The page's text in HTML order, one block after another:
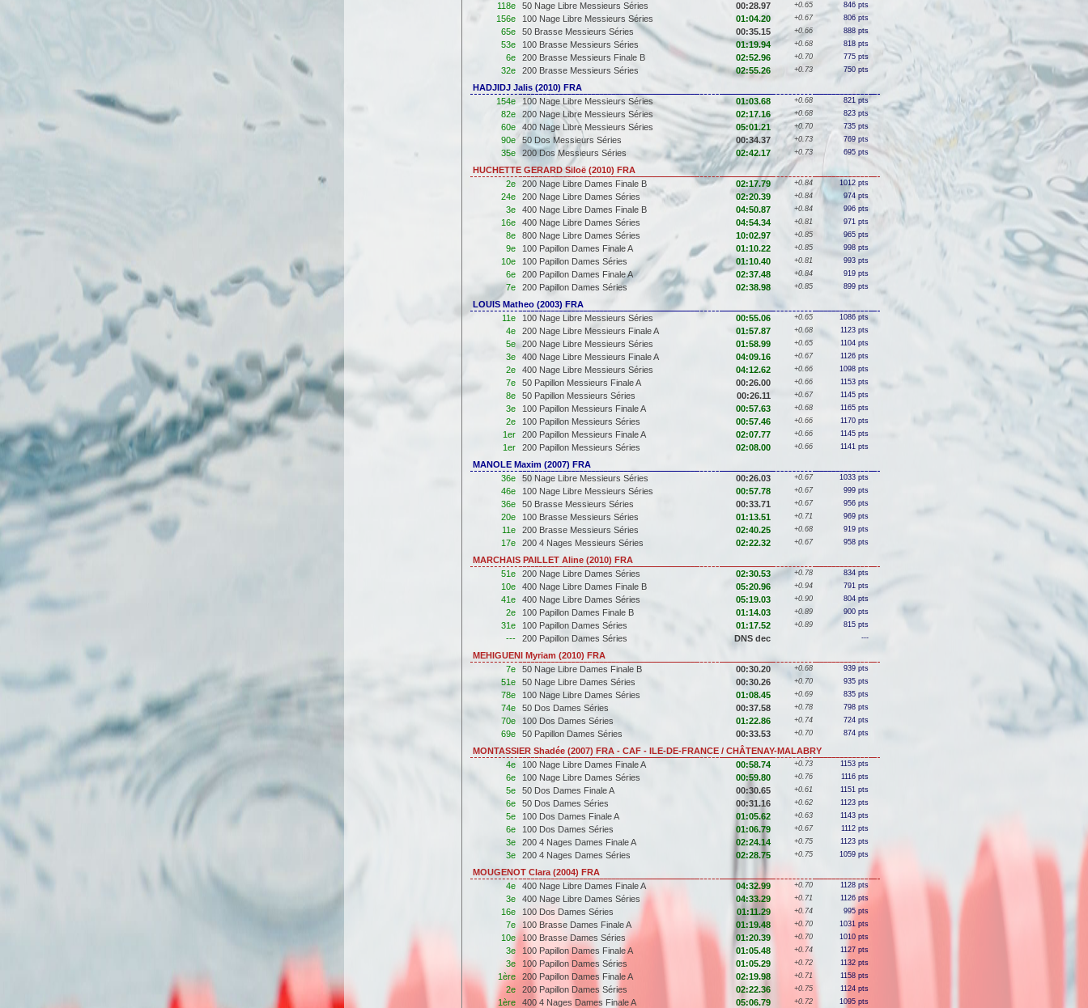
118e
50 Nage Libre Messieurs Séries 00:28.97 +0.65 846 pts
156e 100 Nage Libre Messieurs Séries 01:04.20 +0.67 806 pts
65e 50 Brasse Messieurs Séries 00:35.15 +0.66 888 pts
53e 100 Brasse Messieurs Séries 01:19.94 +0.68 818 pts
6e 200 Brasse Messieurs Finale B 02:52.96 +0.70 775 pts
32e 200 Brasse Messieurs Séries 02:55.26 +0.73 750 pts
HADJIDJ Jalis (2010) FRA
154e
100 Nage Libre Messieurs Séries 01:03.68 +0.68 821 pts
82e 200 Nage Libre Messieurs Séries 02:17.16 +0.68 823 pts
60e 400 Nage Libre Messieurs Séries 05:01.21 +0.70 735 pts
90e 50 Dos Messieurs Séries 00:34.37 +0.73 769 pts
35e 200 Dos Messieurs Séries 02:42.17 +0.73 695 pts
HUCHETTE GERARD Siloë (2010) FRA
2e
200 Nage Libre Dames Finale B 02:17.79 +0.84 1012 pts
24e 200 Nage Libre Dames Séries 02:20.39 +0.84 974 pts
3e 400 Nage Libre Dames Finale B 04:50.87 +0.84 996 pts
16e 400 Nage Libre Dames Séries 04:54.34 +0.81 971 pts
8e 800 Nage Libre Dames Séries 10:02.97 +0.85 965 pts
9e 100 Papillon Dames Finale A 01:10.22 +0.85 998 pts
10e 100 Papillon Dames Séries 01:10.40 +0.81 993 pts
6e 200 Papillon Dames Finale A 02:37.48 +0.84 919 pts
7e 200 Papillon Dames Séries 02:38.98 +0.85 899 pts
LOUIS Matheo (2003) FRA
11e
100 Nage Libre Messieurs Séries 00:55.06 +0.65 1086 pts
4e 200 Nage Libre Messieurs Finale A 01:57.87 +0.68 1123 pts
5e 200 Nage Libre Messieurs Séries 01:58.99 +0.65 1104 pts
3e 400 Nage Libre Messieurs Finale A 04:09.16 +0.67 1126 pts
2e 400 Nage Libre Messieurs Séries 04:12.62 +0.66 1098 pts
7e 50 Papillon Messieurs Finale A 00:26.00 +0.66 1153 pts
8e 50 Papillon Messieurs Séries 00:26.11 +0.67 1145 pts
3e 100 Papillon Messieurs Finale A 00:57.63 +0.68 1165 pts
2e 100 Papillon Messieurs Séries 00:57.46 +0.66 1170 pts
1er 200 Papillon Messieurs Finale A 02:07.77 +0.66 1145 pts
1er 200 Papillon Messieurs Séries 02:08.00 +0.66 1141 pts
MANOLE Maxim (2007) FRA
36e
50 Nage Libre Messieurs Séries 00:26.03 +0.67 1033 pts
46e 100 Nage Libre Messieurs Séries 00:57.78 +0.67 999 pts
36e 50 Brasse Messieurs Séries 00:33.71 +0.67 956 pts
20e 100 Brasse Messieurs Séries 01:13.51 +0.71 969 pts
11e 200 Brasse Messieurs Séries 02:40.25 +0.68 919 pts
17e 200 4 Nages Messieurs Séries 02:22.32 +0.67 958 pts
MARCHAIS PAILLET Aline (2010) FRA
51e
200 Nage Libre Dames Séries 02:30.53 +0.78 834 pts
10e 400 Nage Libre Dames Finale B 05:20.96 +0.94 791 pts
41e 400 Nage Libre Dames Séries 05:19.03 +0.90 804 pts
2e 100 Papillon Dames Finale B 01:14.03 +0.89 900 pts
31e 100 Papillon Dames Séries 01:17.52 +0.89 815 pts
--- 200 Papillon Dames Séries DNS dec ---
MEHIGUENI Myriam (2010) FRA
7e
50 Nage Libre Dames Finale B 00:30.20 +0.68 939 pts
51e 50 Nage Libre Dames Séries 00:30.26 +0.70 935 pts
78e 100 Nage Libre Dames Séries 01:08.45 +0.69 835 pts
74e 50 Dos Dames Séries 00:37.58 +0.78 798 pts
70e 100 Dos Dames Séries 01:22.86 +0.74 724 pts
69e 50 Papillon Dames Séries 00:33.53 +0.70 874 pts
MONTASSIER Shadée (2007) FRA - CAF - ILE-DE-FRANCE / CHÂTENAY-MALABRY
4e
100 Nage Libre Dames Finale A 00:58.74 +0.73 1153 pts
6e 100 Nage Libre Dames Séries 00:59.80 +0.76 1116 pts
5e 50 Dos Dames Finale A 00:30.65 +0.61 1151 pts
6e 50 Dos Dames Séries 00:31.16 +0.62 1123 pts
5e 100 Dos Dames Finale A 01:05.62 +0.63 1143 pts
6e 100 Dos Dames Séries 01:06.79 +0.67 1112 pts
3e 200 4 Nages Dames Finale A 02:24.14 +0.75 1123 pts
3e 200 4 Nages Dames Séries 02:28.75 +0.75 1059 pts
MOUGENOT Clara (2004) FRA
4e
400 Nage Libre Dames Finale A 04:32.99 +0.70 1128 pts
3e 400 Nage Libre Dames Séries 04:33.29 +0.71 1126 pts
16e 100 Dos Dames Séries 01:11.29 +0.74 995 pts
7e 100 Brasse Dames Finale A 01:19.48 +0.70 1031 pts
10e 100 Brasse Dames Séries 01:20.39 +0.70 1010 pts
3e 100 Papillon Dames Finale A 01:05.48 +0.74 1127 pts
3e 100 Papillon Dames Séries 01:05.29 +0.72 1132 pts
1ère 200 Papillon Dames Finale A 02:19.98 +0.71 1158 pts
2e 200 Papillon Dames Séries 02:22.36 +0.75 1124 pts
1ère 400 4 Nages Dames Finale A 05:06.79 +0.72 1095 pts